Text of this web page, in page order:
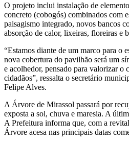
O projeto inclui instalação de
concreto (cobogós) combinados com
paisagismo integrado, novos bancos
absorção de calor, lixeiras, floreiras e
“Estamos diante de um marco para o
nova cobertura do pavilhão será um
e acolhedor, pensado para valorizar o
cidadãos”, ressalta o secretário
Felipe Alves.
A Árvore de Mirassol passará por
exposta a sol, chuva e maresia. A
A Prefeitura informa que, com a
Árvore acesa nas principais datas